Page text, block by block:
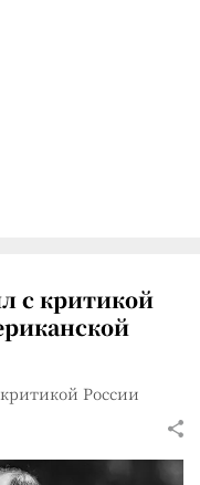
с критикой
России